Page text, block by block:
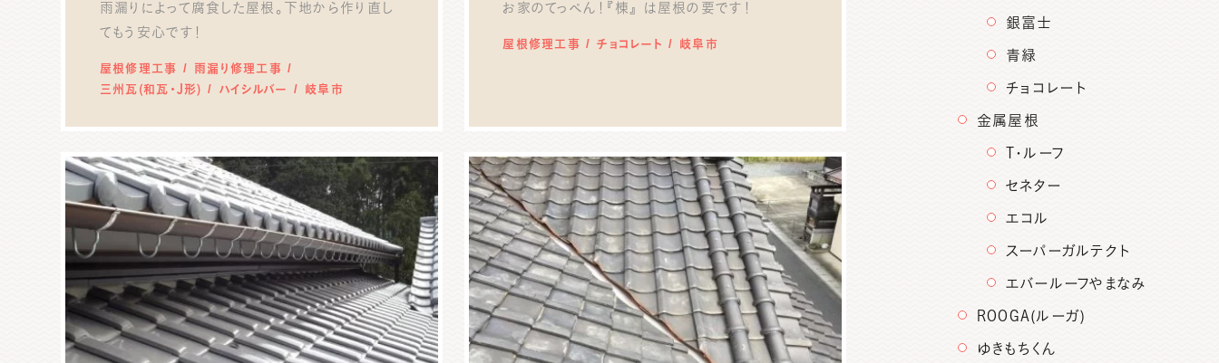
雨漏りによって腐食した屋根。下地から作り直し
てもう安心です！
屋根修理工事
雨漏り修理工事
三州瓦(和瓦・J形)
ハイシルバー 岐阜市
お家のてっぺん！『棟』 は屋根の要です！
屋根修理工事 チョコレート 岐阜市
銀富士
青緑
チョコレート
金属屋根
T・ルーフ
セネター
エコル
スーパーガルテクト
エバールーフやまなみ
ROOGA(ルーガ)
ゆきもちくん